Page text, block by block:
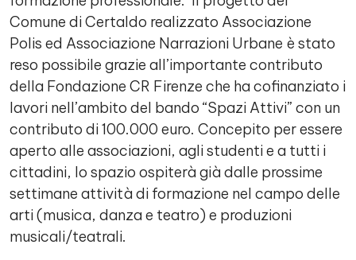
Comune di Certaldo realizzato Associazione
Polis ed Associazione Narrazioni Urbane è stato
reso possibile grazie all’importante contributo
della Fondazione CR Firenze che ha cofinanziato i
lavori nell’ambito del bando “Spazi Attivi” con un
contributo di 100.000 euro. Concepito per essere
aperto alle associazioni, agli studenti e a tutti i
cittadini, lo spazio ospiterà già dalle prossime
settimane attività di formazione nel campo delle
arti (musica, danza e teatro) e produzioni
musicali/teatrali.